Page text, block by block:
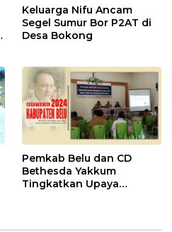
Keluarga Nifu Ancam
Segel Sumur Bor P2AT di
Desa Bokong
Pemkab Belu dan CD
Bethesda Yakkum
Tingkatkan Upaya